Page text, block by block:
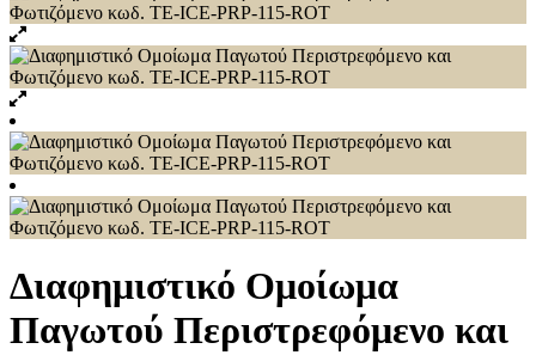
Διαφημιστικό Ομοίωμα
Παγωτού Περιστρεφόμενο και